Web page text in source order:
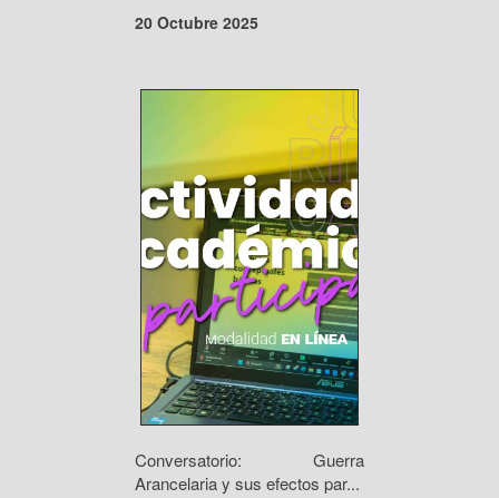
20 Octubre 2025
Conversatorio: Guerra
Arancelaria y sus efectos par...